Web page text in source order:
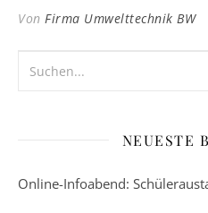
Von Firma Umwelttechnik BW
NEUESTE
Online-Infoabend: